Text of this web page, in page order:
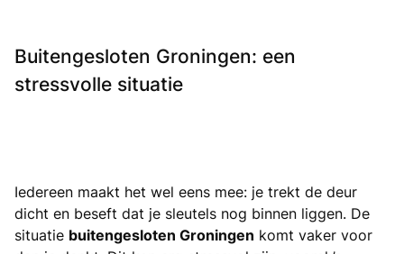
Buitengesloten Groningen: een
stressvolle situatie
Iedereen maakt het wel eens mee: je trekt de deur
dicht en beseft dat je sleutels nog binnen liggen. De
situatie buitengesloten Groningen komt vaker voor